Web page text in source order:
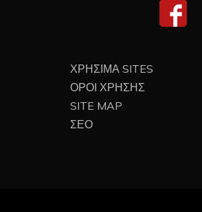
ΧΡΗΣΙΜΑ SITES
ΟΡΟΙ ΧΡΗΣΗΣ
SITE MAP
ΣΕΟ